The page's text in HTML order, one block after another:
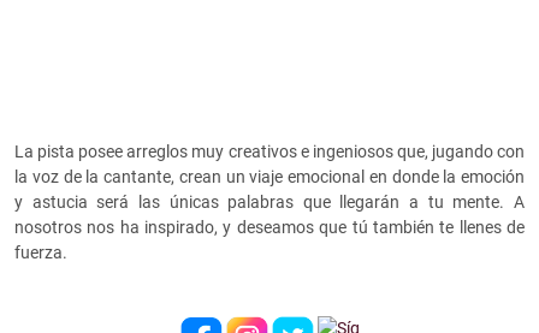
La pista posee arreglos muy creativos e ingeniosos que, jugando con
la voz de la cantante, crean un viaje emocional en donde la emoción
y astucia será las únicas palabras que llegarán a tu mente. A
nosotros nos ha inspirado, y deseamos que tú también te llenes de
fuerza.